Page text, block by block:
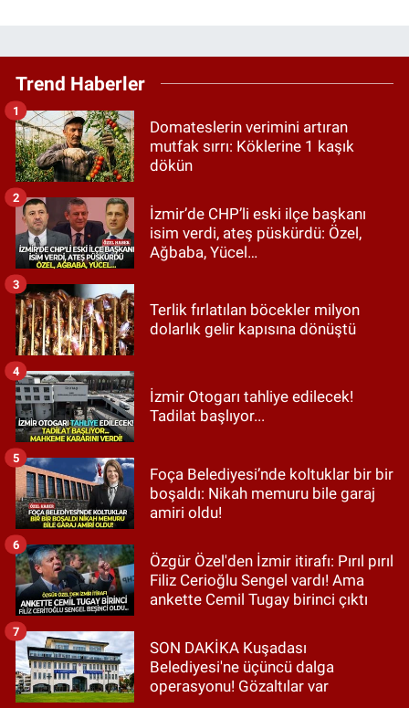
Trend Haberler
Domateslerin verimini artıran
mutfak sırrı: Köklerine 1 kaşık
dökün
1
İzmir’de CHP’li eski ilçe başkanı
isim verdi, ateş püskürdü: Özel,
Ağbaba, Yücel…
2
Terlik fırlatılan böcekler milyon
dolarlık gelir kapısına dönüştü
3
İzmir Otogarı tahliye edilecek!
Tadilat başlıyor...
4
Foça Belediyesi’nde koltuklar bir bir
boşaldı: Nikah memuru bile garaj
amiri oldu!
5
Özgür Özel'den İzmir itirafı: Pırıl pırıl
Filiz Cerioğlu Sengel vardı! Ama
ankette Cemil Tugay birinci çıktı
6
SON DAKİKA Kuşadası
Belediyesi'ne üçüncü dalga
operasyonu! Gözaltılar var
7